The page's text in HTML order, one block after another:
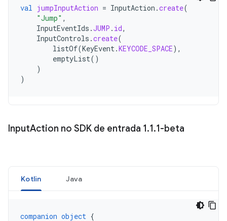
val jumpInputAction = InputAction .create(
"Jump" ,
InputEventIds .JUMP . id,
InputControls .create(
listOf(KeyEvent.KEYCODE_SPACE),
emptyList()
)
)
InputAction no SDK de entrada 1.1.1-beta
Kotlin Java
companion object {